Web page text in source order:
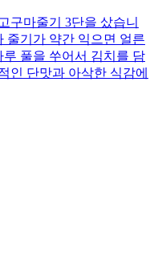
구마줄기 3단을 샀습니
줄기가 약간 익으면 얼른
풀을 쑤어서 김치를 담
인 단맛과 아삭한 식감에